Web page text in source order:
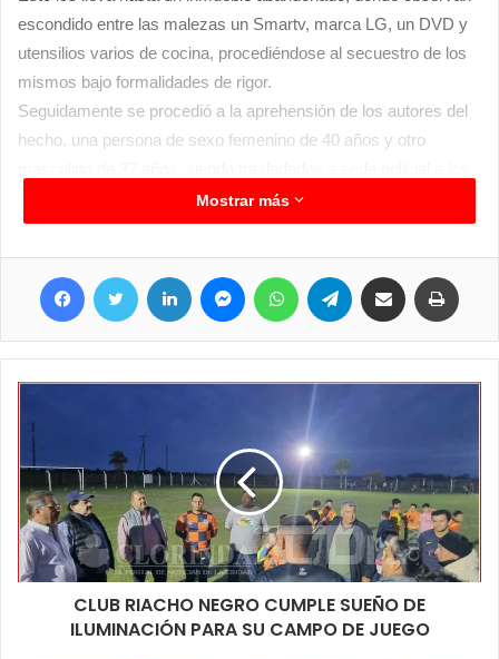
escondido entre las malezas un Smartv, marca LG, un DVD y
utensilios varios de cocina, procediéndose al secuestro de los
mismos bajo formalidades de rigor.
Seguidamente se procedió a la aprehensión de los autores del
hecho, una persona de sexo femenino de 40 años y otro
fines legales pertinentes y alojados en celdas de la Unidad
Penitenciaria femenina y Comisaría esta dependencia a
disposición de la magistratura interviniente.
En tanto los bienes fueron reconocidos por el damnificado
como los sustraídos.
Mostrar más
Facebook Twitter LinkedIn MessengerWhatsApp Telegram Compartir por correo electrónico
CLUB RIACHO NEGRO CUMPLE SUEÑO DE
ILUMINACIÓN PARA SU CAMPO DE JUEGO